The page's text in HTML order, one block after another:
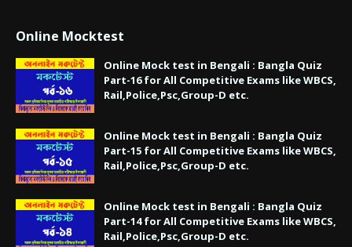
Online Mocktest
Online Mock test in Bengali : Bangla Quiz
Part-16 for All Competitive Exams like WBCS,
Rail,Police,Psc,Group-D etc.
Online Mock test in Bengali : Bangla Quiz
Part-15 for All Competitive Exams like WBCS,
Rail,Police,Psc,Group-D etc.
Online Mock test in Bengali : Bangla Quiz
Part-14 for All Competitive Exams like WBCS,
Rail,Police,Psc,Group-D etc.